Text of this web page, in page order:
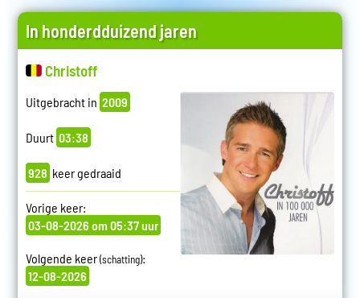
In honderdduizend jaren
Christoff
Uitgebracht in 2009
Duurt 03:38
928 keer gedraaid
Vorige keer:
03-08-2026 om 05:37 uur
Volgende keer(schatting):
12-08-2026